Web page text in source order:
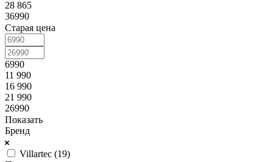
28 865
36990
Старая цена
6990
11 990
16 990
21 990
26990
Показать
Бренд
Villartec (19)